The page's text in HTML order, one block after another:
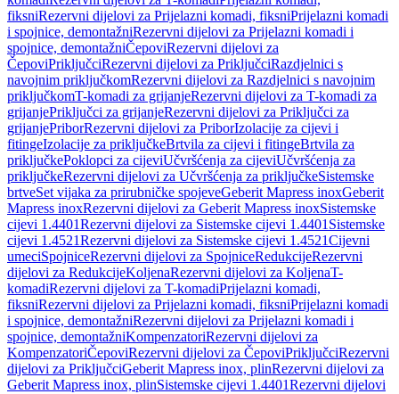
fiksniRezervni dijelovi za Prijelazni komadi, fiksniPrijelazni komadi
i spojnice, demontažniRezervni dijelovi za Prijelazni komadi i
spojnice, demontažniČepoviRezervni dijelovi za
ČepoviPriključciRezervni dijelovi za PriključciRazdjelnici s
navojnim priključkomRezervni dijelovi za Razdjelnici s navojnim
priključkomT-komadi za grijanjeRezervni dijelovi za T-komadi za
grijanjePriključci za grijanjeRezervni dijelovi za Priključci za
grijanjePriborRezervni dijelovi za PriborIzolacije za cijevi i
fitingeIzolacije za priključkeBrtvila za cijevi i fitingeBrtvila za
priključkePoklopci za cijeviUčvršćenja za cijeviUčvršćenja za
priključkeRezervni dijelovi za Učvršćenja za priključkeSistemske
brtveSet vijaka za prirubničke spojeveGeberit Mapress inoxGeberit
Mapress inoxRezervni dijelovi za Geberit Mapress inoxSistemske
cijevi 1.4401Rezervni dijelovi za Sistemske cijevi 1.4401 Sistemske
cijevi 1.4521Rezervni dijelovi za Sistemske cijevi 1.4521Cijevni
umeciSpojniceRezervni dijelovi za SpojniceRedukcijeRezervni
dijelovi za RedukcijeKoljenaRezervni dijelovi za KoljenaT-
komadiRezervni dijelovi za T-komadiPrijelazni komadi,
fiksniRezervni dijelovi za Prijelazni komadi, fiksniPrijelazni komadi
i spojnice, demontažniRezervni dijelovi za Prijelazni komadi i
spojnice, demontažniKompenzatoriRezervni dijelovi za
KompenzatoriČepoviRezervni dijelovi za ČepoviPriključciRezervni
dijelovi za PriključciGeberit Mapress inox, plinRezervni dijelovi za
Geberit Mapress inox, plinSistemske cijevi 1.4401Rezervni dijelovi